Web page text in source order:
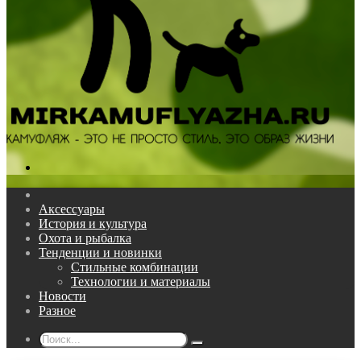
Аксессуары
История и культура
Охота и рыбалка
Тенденции и новинки
Стильные комбинации
Технологии и материалы
Новости
Разное
Поиск...